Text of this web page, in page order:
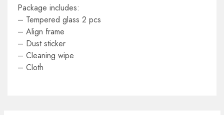
Package includes:
– Tempered glass 2 pcs
– Align frame
– Dust sticker
– Cleaning wipe
– Cloth